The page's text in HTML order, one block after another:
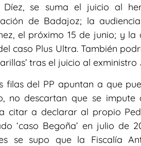
Díez, se suma el juicio al
de Badajoz; la
el próximo 15 de junio; y
caso Plus Ultra. También
tras el juicio al
filas del PP apuntan a que
no descartan que se
citar a declarar al propio
‘caso Begoña’ en julio de
se supo que la Fiscalía